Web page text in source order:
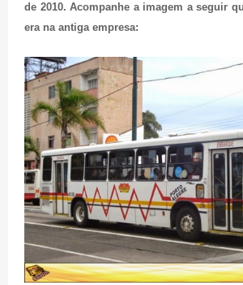
de 2010. Acompanhe a imagem a seguir
era na antiga empresa: